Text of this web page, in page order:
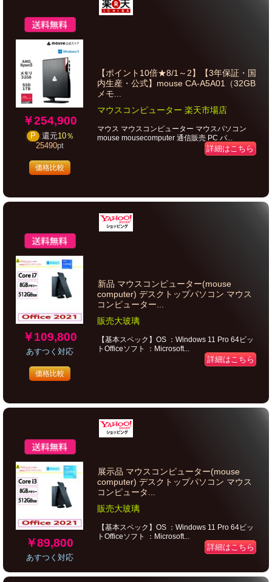
￥254,900
P 還元10％
25490pt
価格比較
【ポイント10倍★8/1～2】【3年保証・国
内生産・公式】mouse CA-A5A01（32GB
メモ...
マウスコンピューター 楽天市場店
マウス マウスコンピューター マウスパソコン
mouse mousecomputer 通信販売 PC パ...
詳細はこちら
￥109,800
あすつく対応
価格比較
新品 マウスコンピューター(mouse
computer) デスクトップパソコン マウス
コンピューター...
販売大玻璃
【基本スペック】OS ：Windows 11 Pro 64ビッ
トOfficeソフト ：Microsoft...
詳細はこちら
￥89,800
あすつく対応
展示品 マウスコンピューター(mouse
computer) デスクトップパソコン マウス
コンピュータ...
販売大玻璃
【基本スペック】OS ：Windows 11 Pro 64ビッ
トOfficeソフト ：Microsoft...
詳細はこちら